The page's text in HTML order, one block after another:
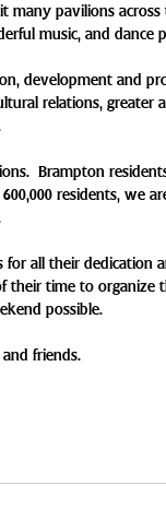
many pavilions
music, and dance
development and
relations,
Brampton
residents, we
all their dedication
time to organize
possible.
friends.